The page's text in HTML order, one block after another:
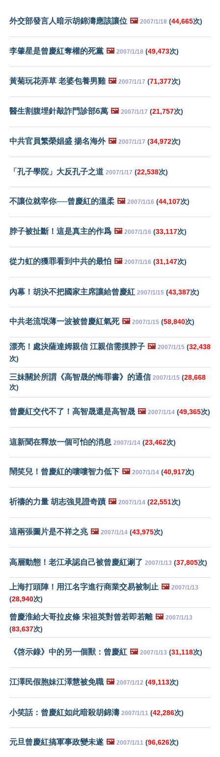
外交部發言人暗示胡錦濤應該讓位 🖼️ 2007/1/18 (44,665次)
李肇星是曾慶紅奪權的死黨 🖼️ 2007/1/18 (49,473次)
黃菊玩花弄草 老婆包養男雞 🖼️ 2007/1/17 (71,377次)
醫生割腹埋針敲詐門診部6萬 🖼️ 2007/1/17 (21,757次)
中共官員繁榮娼盛 揚名海外 🖼️ 2007/1/17 (34,972次)
「孔子學院」大反孔子之道 2007/1/17 (22,538次)
不讓位就宰你──曾慶紅的溫柔 🖼️ 2007/1/16 (44,107次)
脖子被扯斷！這是真主的作爲 🖼️ 2007/1/16 (33,117次)
從力虹的獲罪看到中共的最怕 🖼️ 2007/1/16 (31,147次)
內幕！胡決不把國家主席讓給曾慶紅 2007/1/15 (43,387次)
中共老流氓薄一波被曾慶紅氣死 🖼️ 2007/1/15 (58,840次)
漂亮！處決薩達姆親信 江親信需摸脖子 🖼️ 2007/1/15 (32,438
次)
三妹關於所謂《高智晟的悔罪書》的通信 2007/1/15 (28,668
次)
曾慶紅交代不了！高智晟還是高智晟 🖼️ 2007/1/14 (49,365次)
這新聞在釋放一個可怕的消息 2007/1/14 (23,462次)
鬧笑兒！曾慶紅的嘍嘍智力低下 🖼️ 2007/1/14 (40,917次)
祈禱的力量 胡志強見證奇蹟 🖼️ 2007/1/14 (22,551次)
這兩張圖片是不祥之兆 🖼️ 2007/1/14 (43,975次)
高層動態！老江承認自己被曾慶紅涮了 2007/1/13 (37,805次)
上海打頭陣！用江名字進行商業交易被制止 🖼️ 2007/1/13
(28,940次)
曾慶淮給大哥拉皮條 宋祖英對曾若即若離 🖼️ 2007/1/13
(83,637次)
《啓示錄》中的另一個獸：曾慶紅 🖼️ 2007/1/13 (31,118次)
江澤民假胞妹江澤慧被免職 🖼️ 2007/1/12 (49,113次)
小笑話：曾慶紅如此暗殺胡錦濤 2007/1/11 (42,286次)
元旦曾慶紅搞軍事政變未遂 🖼️ 2007/1/11 (96,626次)